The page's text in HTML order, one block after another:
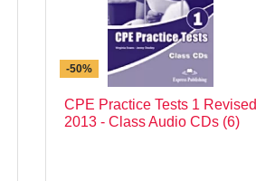
-50%
CPE Practice Tests 1 Revised
2013 - Class Audio CDs (6)